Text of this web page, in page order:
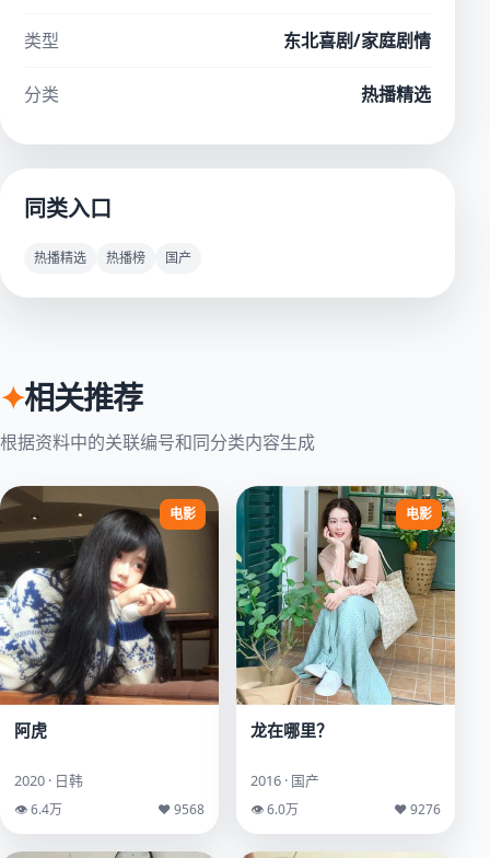
类型 东北喜剧/家庭剧情
分类 热播精选
同类入口
热播精选 热播榜 国产
✦相关推荐
根据资料中的关联编号和同分类内容生成
电影
阿虎
2020 · 日韩
👁 6.4万 ♥ 9568
电影
龙在哪里？
2016 · 国产
👁 6.0万 ♥ 9276